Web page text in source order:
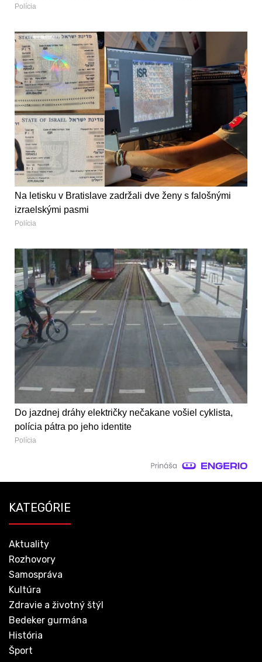
Polícia
Na letisku v Bratislave zadržali dve ženy s falošnými
izraelskými pasmi
Polícia
Do jazdnej dráhy električky nečakane vošiel cyklista,
polícia pátra po jeho identite
Polícia
KATEGÓRIE
Aktuality
Rozhovory
Samospráva
Kultúra
Zdravie a životný štýl
Bedeker gurmána
História
Šport